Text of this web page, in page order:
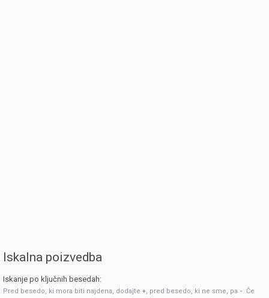
Iskalna poizvedba
Iskanje po ključnih besedah:
Pred besedo, ki mora biti najdena, dodajte +, pred besedo, ki ne sme, pa -. Če